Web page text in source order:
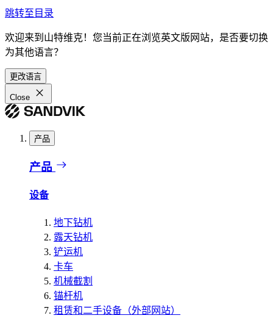
跳转至目录
欢迎来到山特维克！您当前正在浏览英文版网站，是否要切换
为其他语言？
更改语言
Close
产品
产品
设备
地下钻机
露天钻机
铲运机
卡车
机械截割
锚杆机
租赁和二手设备（外部网站）